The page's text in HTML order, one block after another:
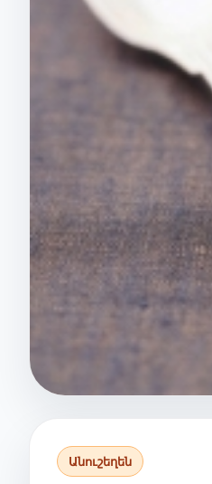
Անուշեղեն